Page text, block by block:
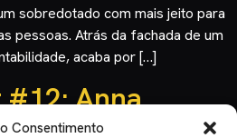
Consentimento
sobredotado com mais jeito para
pessoas. Atrás da fachada de um
acaba por […]
#12: Anna